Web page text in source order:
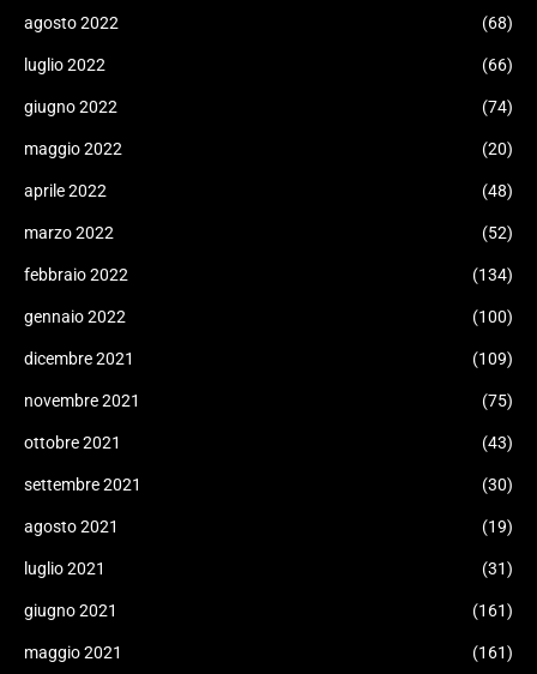
agosto 2022 (68)
luglio 2022 (66)
giugno 2022 (74)
maggio 2022 (20)
aprile 2022 (48)
marzo 2022 (52)
febbraio 2022 (134)
gennaio 2022 (100)
dicembre 2021 (109)
novembre 2021 (75)
ottobre 2021 (43)
settembre 2021 (30)
agosto 2021 (19)
luglio 2021 (31)
giugno 2021 (161)
maggio 2021 (161)